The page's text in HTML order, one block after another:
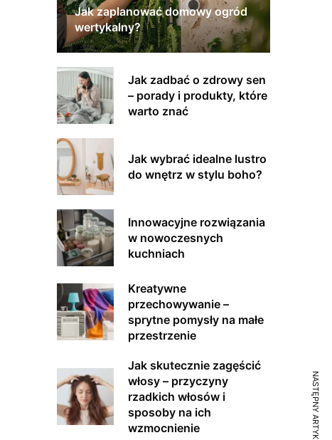
Jak zaplanować domowy ogród
wertykalny?
Jak zadbać o zdrowy sen
– porady i produkty, które
warto znać
Jak wybrać idealne lustro
do wnętrz w stylu boho?
Innowacyjne rozwiązania
w nowoczesnych
kuchniach
Kreatywne
przechowywanie –
sprytne pomysły na małe
przestrzenie
Jak skutecznie zagęścić
włosy – przyczyny
rzadkich włosów i
sposoby na ich
wzmocnienie
NASTĘPNY ARTYKUŁ